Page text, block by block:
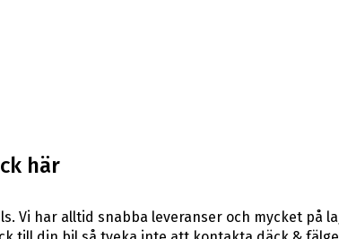
här
Vi har alltid snabba leveranser och mycket på